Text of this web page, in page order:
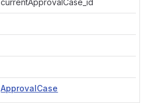
currentApprovalCase_id
ApprovalCase